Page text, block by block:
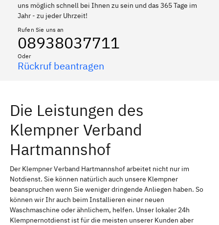
uns möglich schnell bei Ihnen zu sein und das 365 Tage im
Jahr - zu jeder Uhrzeit!
Rufen Sie uns an
08938037711
Oder
Rückruf beantragen
Die Leistungen des
Klempner Verband
Hartmannshof
Der Klempner Verband Hartmannshof arbeitet nicht nur im
Notdienst. Sie können natürlich auch unsere Klempner
beanspruchen wenn Sie weniger dringende Anliegen haben. So
können wir Ihr auch beim Installieren einer neuen
Waschmaschine oder ähnlichem, helfen. Unser lokaler 24h
Klempnernotdienst ist für die meisten unserer Kunden aber